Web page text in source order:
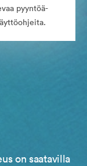
pyyntöä-
on saatavilla